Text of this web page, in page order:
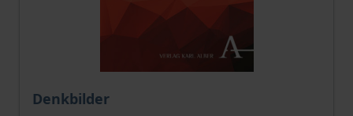
Denkbilder
The price depends on the options chosen on the